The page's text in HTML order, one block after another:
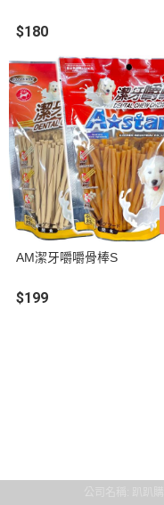
$180
AM潔牙嚼嚼骨棒S
$199